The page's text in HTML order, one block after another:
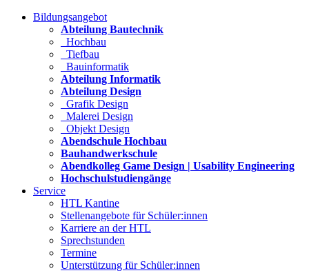
Bildungsangebot
Abteilung Bautechnik
Hochbau
Tiefbau
Bauinformatik
Abteilung Informatik
Abteilung Design
Grafik Design
Malerei Design
Objekt Design
Abendschule Hochbau
Bauhandwerkschule
Abendkolleg Game Design | Usability Engineering
Hochschulstudiengänge
Service
HTL Kantine
Stellenangebote für Schüler:innen
Karriere an der HTL
Sprechstunden
Termine
Unterstützung für Schüler:innen